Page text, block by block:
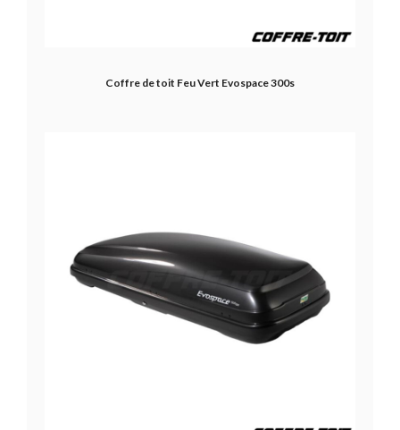
Coffre de toit Feu Vert Evospace 300s